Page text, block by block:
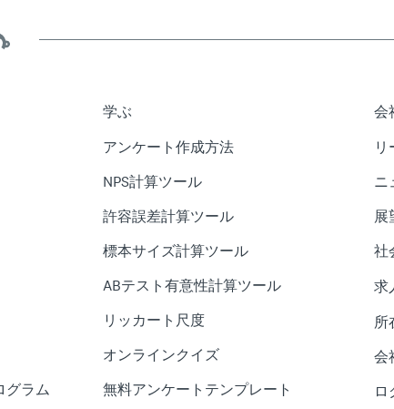
グラム
学ぶ
アンケート作成方法
NPS計算ツール
許容誤差計算ツール
標本サイズ計算ツール
ABテスト有意性計算ツール
リッカート尺度
オンラインクイズ
無料アンケートテンプレート
会
ニ
展
社
求
所
会
ロ